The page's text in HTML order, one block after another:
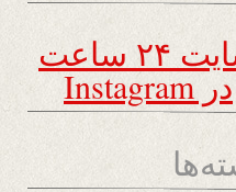
سایت ۲۴ ساعت
در Instagram